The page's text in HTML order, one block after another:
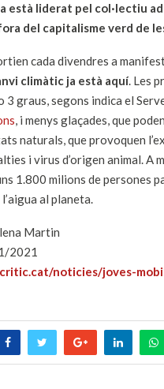
està liderat pel col·lectiu
del capitalisme verd de
cada divendres a
climàtic ja està aquí. Les
3 graus, segons indica el
, i menys glaçades, que
naturals, que provoquen
i virus d’origen animal. A
1.800 milions de persones
al planeta.
Martin
2021
noticies/joves-